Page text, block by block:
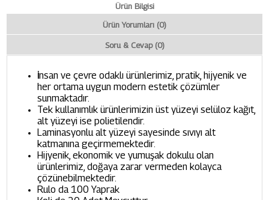
Ürün Bilgisi
Ürün Yorumları (0)
Soru & Cevap (0)
İnsan ve çevre odaklı ürünlerimiz, pratik, hijyenik ve
her ortama uygun modern estetik çözümler
sunmaktadır.
Tek kullanımlık ürünlerimizin üst yüzeyi selüloz kağıt,
alt yüzeyi ise polietilendir.
Laminasyonlu alt yüzeyi sayesinde sıvıyı alt
katmanına geçirmemektedir.
Hijyenik, ekonomik ve yumuşak dokulu olan
ürünlerimiz, doğaya zarar vermeden kolayca
çözünebilmektedir.
Rulo da 100 Yaprak